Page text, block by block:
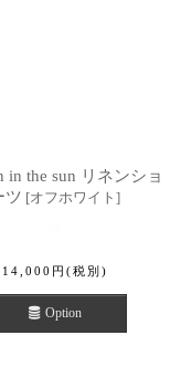
in the sun リネンショ
ツ [オフホワイト ]
14,000 円 (税別)
Option